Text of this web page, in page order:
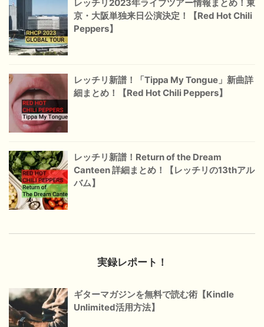
レッチリ2023年ライブツアー情報まとめ！東
京・大阪単独来日公演決定！【Red Hot Chili
Peppers】
レッチリ新譜！「Tippa My Tongue」新曲詳
細まとめ！【Red Hot Chili Peppers】
レッチリ新譜！Return of the Dream
Canteen 詳細まとめ！【レッチリの13thアル
バム】
実録レポート！
ギターマガジンを無料で読む術【Kindle
Unlimited活用方法】